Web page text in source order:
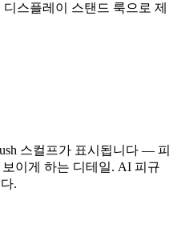
스플레이 스탠드 룩으로 제
스컬프가 표시됩니다 — 피
이게 하는 디테일. AI 피규
.